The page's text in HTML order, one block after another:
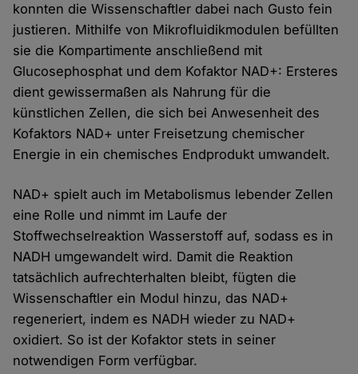
konnten die Wissenschaftler dabei nach Gusto fein
justieren. Mithilfe von Mikrofluidikmodulen befüllten
sie die Kompartimente anschließend mit
Glucosephosphat und dem Kofaktor NAD+: Ersteres
dient gewissermaßen als Nahrung für die
künstlichen Zellen, die sich bei Anwesenheit des
Kofaktors NAD+ unter Freisetzung chemischer
Energie in ein chemisches Endprodukt umwandelt.
NAD+ spielt auch im Metabolismus lebender Zellen
eine Rolle und nimmt im Laufe der
Stoffwechselreaktion Wasserstoff auf, sodass es in
NADH umgewandelt wird. Damit die Reaktion
tatsächlich aufrechterhalten bleibt, fügten die
Wissenschaftler ein Modul hinzu, das NAD+
regeneriert, indem es NADH wieder zu NAD+
oxidiert. So ist der Kofaktor stets in seiner
notwendigen Form verfügbar.